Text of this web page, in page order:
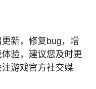
新，修复bug，增
验，建议您及时更
游戏官方社交媒